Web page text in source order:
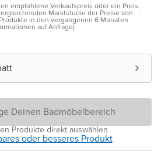
empfohlene Verkaufspreis oder ein Preis,
Marktstudie der Preise von
in den vergangenen 6 Monaten
auf Anfrage)
Deinen Badmöbelbereich
Produkte direkt auswählen
oder besseres Produkt